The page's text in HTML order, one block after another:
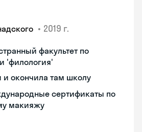
• 2019 г.
факультет по
'филология'
и окончила там школу
сертификаты по
макияжу